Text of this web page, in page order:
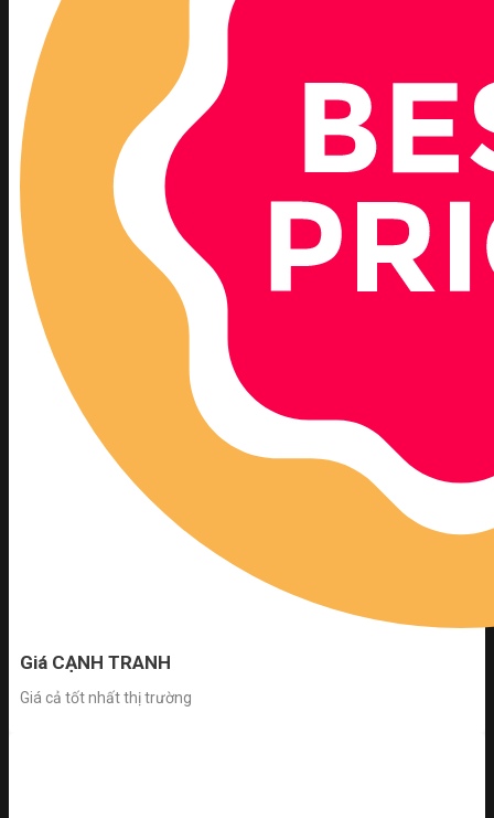
Giá CẠNH TRANH
Giá cả tốt nhất thị trường